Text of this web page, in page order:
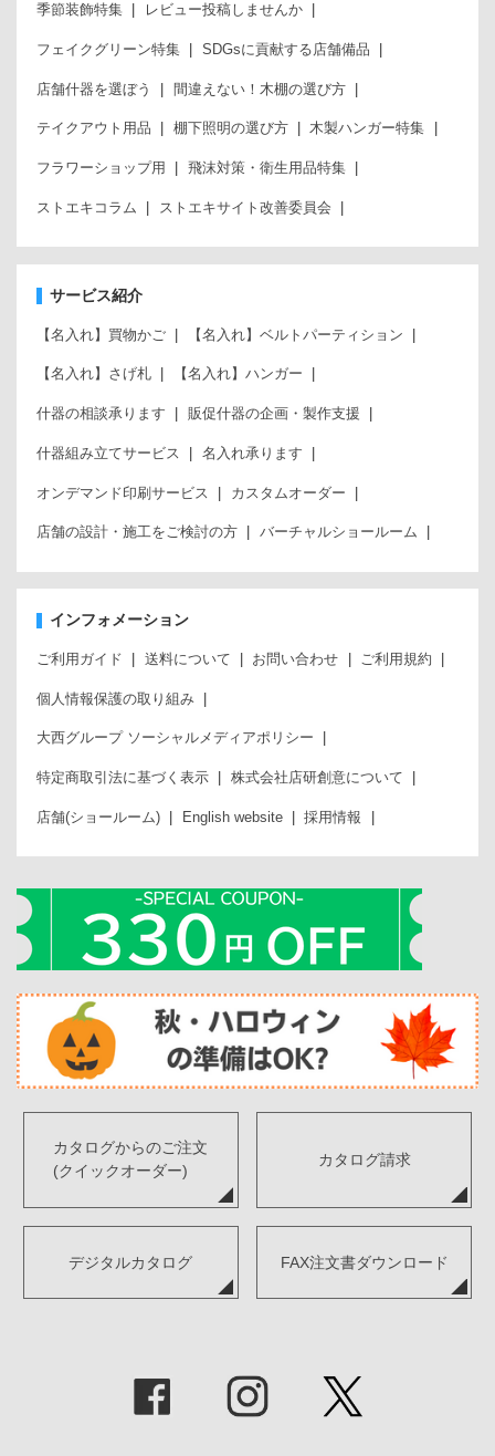
季節装飾特集 レビュー投稿しませんか
フェイクグリーン特集 SDGsに貢献する店舗備品
店舗什器を選ぼう 間違えない！木棚の選び方
テイクアウト用品 棚下照明の選び方 木製ハンガー特集
フラワーショップ用 飛沫対策・衛生用品特集
ストエキコラム ストエキサイト改善委員会
サービス紹介
【名入れ】買物かご 【名入れ】ベルトパーティション
【名入れ】さげ札 【名入れ】ハンガー
什器の相談承ります 販促什器の企画・製作支援
什器組み立てサービス 名入れ承ります
オンデマンド印刷サービス カスタムオーダー
店舗の設計・施工をご検討の方 バーチャルショールーム
インフォメーション
ご利用ガイド 送料について お問い合わせ ご利用規約
個人情報保護の取り組み
大西グループ ソーシャルメディアポリシー
特定商取引法に基づく表示 株式会社店研創意について
店舗(ショールーム) English website 採用情報
カタログからのご注文
(クイックオーダー)
カタログ請求
デジタルカタログ FAX注文書ダウンロード